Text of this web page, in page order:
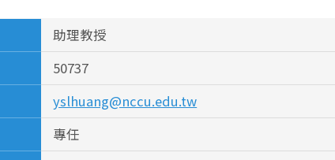
助理教授
50737
yslhuang@nccu.edu.tw
專任